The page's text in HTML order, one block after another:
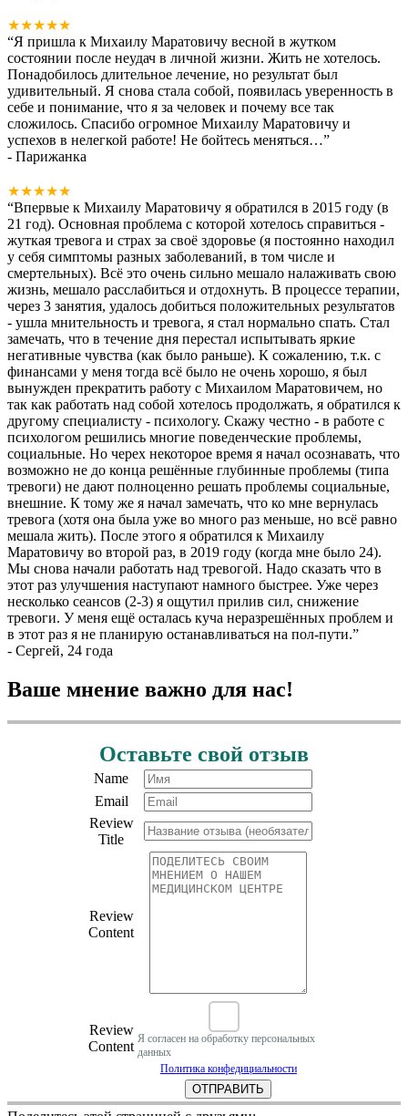
★★★★★
“Я пришла к Михаилу Маратовичу весной в жутком
состоянии после неудач в личной жизни. Жить не хотелось.
Понадобилось длительное лечение, но результат был
удивительный. Я снова стала собой, появилась уверенность в
себе и понимание, что я за человек и почему все так
сложилось. Спасибо огромное Михаилу Маратовичу и
успехов в нелегкой работе! Не бойтесь меняться…”
- Парижанка
★★★★★
“Впервые к Михаилу Маратовичу я обратился в 2015 году (в
21 год). Основная проблема с которой хотелось справиться -
жуткая тревога и страх за своё здоровье (я постоянно находил
у себя симптомы разных заболеваний, в том числе и
смертельных). Всё это очень сильно мешало налаживать свою
жизнь, мешало расслабиться и отдохнуть. В процессе терапии,
через 3 занятия, удалось добиться положительных результатов
- ушла мнительность и тревога, я стал нормально спать. Стал
замечать, что в течение дня перестал испытывать яркие
негативные чувства (как было раньше). К сожалению, т.к. с
финансами у меня тогда всё было не очень хорошо, я был
вынужден прекратить работу с Михаилом Маратовичем, но
так как работать над собой хотелось продолжать, я обратился к
другому специалисту - психологу. Скажу честно - в работе с
психологом решились многие поведенческие проблемы,
социальные. Но черех некоторое время я начал осознавать, что
возможно не до конца решённые глубинные проблемы (типа
тревоги) не дают полноценно решать проблемы социальные,
внешние. К тому же я начал замечать, что ко мне вернулась
тревога (хотя она была уже во много раз меньше, но всё равно
мешала жить). После этого я обратился к Михаилу
Маратовичу во второй раз, в 2019 году (когда мне было 24).
Мы снова начали работать над тревогой. Надо сказать что в
этот раз улучшения наступают намного быстрее. Уже через
несколько сеансов (2-3) я ощутил прилив сил, снижение
тревоги. У меня ещё осталась куча неразрешённых проблем и
в этот раз я не планирую останавливаться на пол-пути.”
- Сергей, 24 года
Ваше мнение важно для нас!
Оставьте свой отзыв
Name
Email
Review
Title
Review
Content
Review
Content Я согласен на обработку персональных
данных
Политика конфедициальности